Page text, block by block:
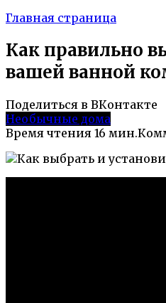
Главная страница
Как правильно
вашей ванной
Поделиться в ВКонтакте
Необычные дома
Время чтения 16 мин.